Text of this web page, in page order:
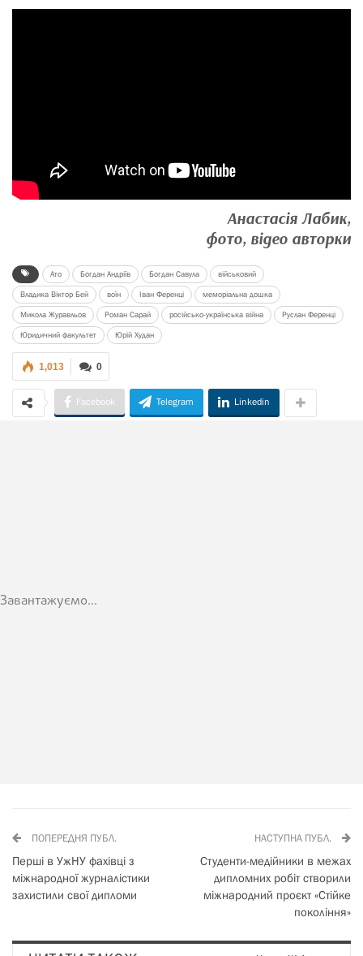
Анастасія Лабик,
фото, відео авторки
Ато Богдан Андріїв Богдан Савула військовий
Владика Віктор Бей воїн Іван Ференці меморіальна дошка
Микола Журавльов Роман Сарай російсько-українська війна Руслан Ференці
Юридичний факультет Юрій Худан
0
1,013
Facebook Telegram Linkedin
Завантажуємо...
ПОПЕРЕДНЯ ПУБЛ.
Перші в УжНУ фахівці з
міжнародної журналістики
захистили свої дипломи
НАСТУПНА ПУБЛ.
Студенти-медійники в межах
дипломних робіт створили
міжнародний проєкт «Стійке
покоління»